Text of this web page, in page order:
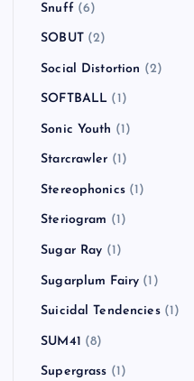
Snuff (6)
SOBUT(2)
Social Distortion (2)
SOFTBALL (1)
Sonic Youth (1)
Starcrawler (1)
Stereophonics(1)
Steriogram (1)
Sugar Ray (1)
Sugarplum Fairy (1)
Suicidal Tendencies(1)
SUM41 (8)
Supergrass (1)